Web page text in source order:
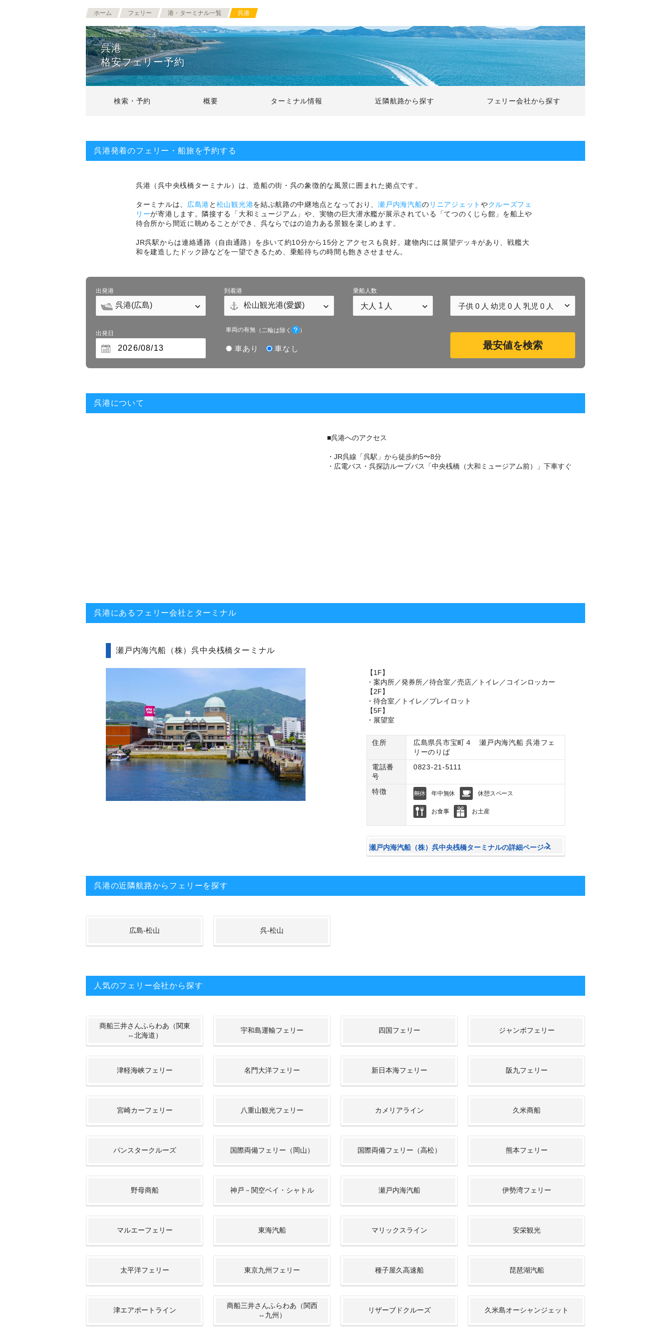
ホーム フェリー 港・ターミナル一覧 呉港
呉港
格安フェリー予約
検索・予約 概要 ターミナル情報 近隣航路から探す フェリー会社から探す
呉港発着のフェリー・船旅を予約する
呉港（呉中央桟橋ターミナル）は、造船の街・呉の象徴的な風景に囲まれた拠点です。
ターミナルは、 広島港と 松山観光港を結ぶ航路の中継地点となっており、瀬戸内海汽船の リニアジェット やクルーズフェ
リーが寄港します。隣接する「大和ミュージアム」や、実物の巨大潜水艦が展示されている「てつのくじら館」を船上や
待合所から間近に眺めることができ、呉ならではの迫力ある景観を楽しめます。
JR呉駅からは連絡通路（自由通路）を歩いて約10分から15分とアクセスも良好。建物内には展望デッキがあり、戦艦大
和を建造したドック跡などを一望できるため、乗船待ちの時間も飽きさせません。
出発港 到着港 乗船人数
子供 0人 幼児 0人 乳児 0人
出発日 車両の有無 （二輪は除く ）
車あり 車なし 最安値を検索
呉港について
■呉港へのアクセス
・JR呉線「呉駅」から徒歩約5〜8分
・広電バス・呉探訪ループバス「中央桟橋（大和ミュージアム前）」下車すぐ
呉港にあるフェリー会社とターミナル
瀬戸内海汽船（株）呉中央桟橋ターミナル
【1F】
・案内所／発券所／待合室／売店／トイレ／コインロッカー
【2F】
・待合室／トイレ／プレイロット
【5F】
・展望室
住所
広島県呉市宝町４ 瀬戸内海汽船 呉港フェ
リーのりば
電話番
号
0823-21-5111
特徴 年中無休 休憩スペース
お食事 お土産
瀬戸内海汽船（株）呉中央桟橋ターミナルの詳細ページへ
呉港の近隣航路からフェリーを探す
広島-松山 呉-松山
人気のフェリー会社から探す
商船三井さんふらわあ（関東
⇔北海道）
宇和島運輸フェリー 四国フェリー ジャンボフェリー
津軽海峡フェリー 名門大洋フェリー 新日本海フェリー 阪九フェリー
宮崎カーフェリー 八重山観光フェリー カメリアライン 久米商船
パンスタークルーズ 国際両備フェリー（岡山） 国際両備フェリー（高松） 熊本フェリー
野母商船 神戸－関空ベイ・シャトル 瀬戸内海汽船 伊勢湾フェリー
マルエーフェリー 東海汽船 マリックスライン 安栄観光
太平洋フェリー 東京九州フェリー 種子屋久高速船 琵琶湖汽船
津エアポートライン
商船三井さんふらわあ（関西
⇔九州）
リザーブドクルーズ 久米島オーシャンジェット